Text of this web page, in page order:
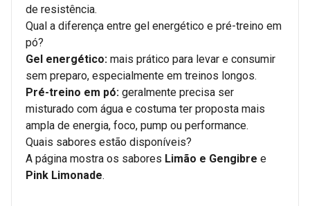
de resistência.
Qual a diferença entre gel energético e pré-treino em
pó?
Gel energético: mais prático para levar e consumir
sem preparo, especialmente em treinos longos.
Pré-treino em pó: geralmente precisa ser
misturado com água e costuma ter proposta mais
ampla de energia, foco, pump ou performance.
Quais sabores estão disponíveis?
A página mostra os sabores Limão e Gengibre e
Pink Limonade.